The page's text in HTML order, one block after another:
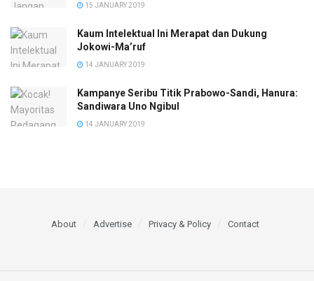
15 JANUARY 2019
Kaum Intelektual Ini Merapat dan Dukung
Jokowi-Ma’ruf
14 JANUARY 2019
Kampanye Seribu Titik Prabowo-Sandi, Hanura:
Sandiwara Uno Ngibul
14 JANUARY 2019
About Advertise Privacy & Policy Contact